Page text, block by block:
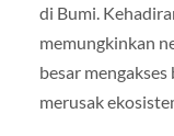
di Bumi.
memungkinkan
besar
merusak